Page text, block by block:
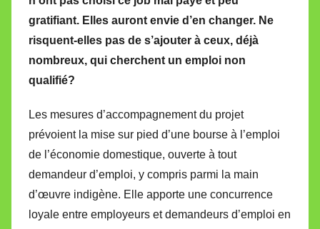
gratifiant. Elles auront envie d’en changer. Ne
risquent-elles pas de s’ajouter à ceux, déjà
nombreux, qui cherchent un emploi non
qualifié?
Les mesures d’accompagnement du projet
prévoient la mise sur pied d’une bourse à l’emploi
de l’économie domestique, ouverte à tout
demandeur d’emploi, y compris parmi la main
d’œuvre indigène. Elle apporte une concurrence
loyale entre employeurs et demandeurs d’emploi en